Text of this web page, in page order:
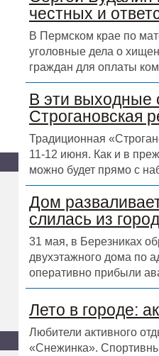
честных и
В Пермском крае по
уголовные дела о
граждан для оплаты
В эти выходные
Строгановская
Традиционная
11-12 июня. Как и в
можно будет прямо с
Дом
слилась из
31 мая, в Березниках
двухэтажного дома по
оперативно прибыли
Лето в городе:
Любители активного
«Снежинка».